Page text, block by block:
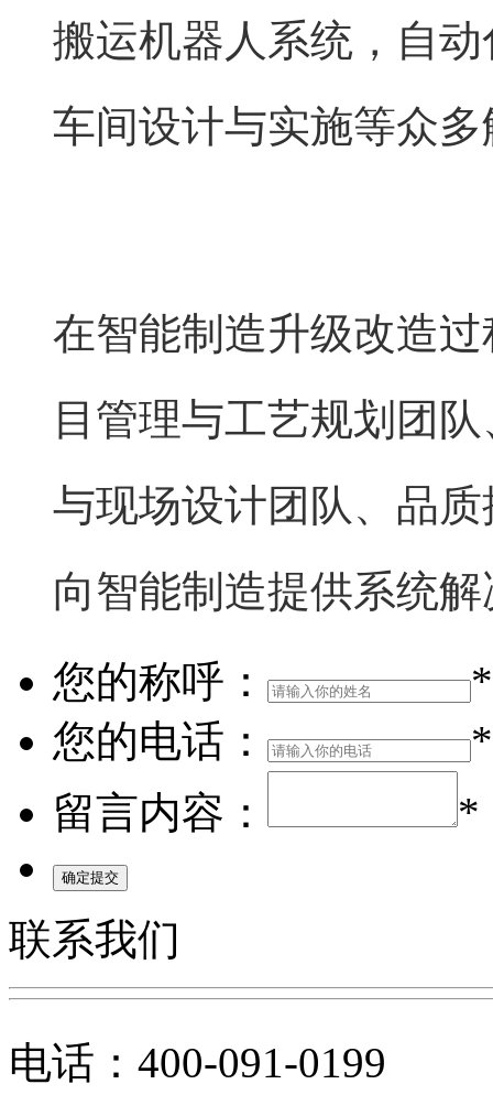
搬运机器人系统，自
车间设计与实施等众
在智能制造升级改造
目管理与工艺规划团
与现场设计团队、品
向智能制造提供系统
您的称呼：
*
您的电话：
*
留言内容：
*
联系我们
电话：400-091-0199